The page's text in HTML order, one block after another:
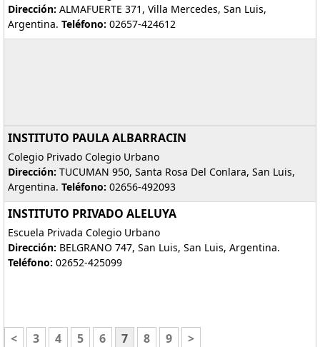
Dirección: ALMAFUERTE 371, Villa Mercedes, San Luis,
Argentina. Teléfono: 02657-424612
INSTITUTO PAULA ALBARRACIN
Colegio Privado Colegio Urbano
Dirección: TUCUMAN 950, Santa Rosa Del Conlara, San Luis,
Argentina. Teléfono: 02656-492093
INSTITUTO PRIVADO ALELUYA
Escuela Privada Colegio Urbano
Dirección: BELGRANO 747, San Luis, San Luis, Argentina.
Teléfono: 02652-425099
< 3 4 5 6 7 8 9 >